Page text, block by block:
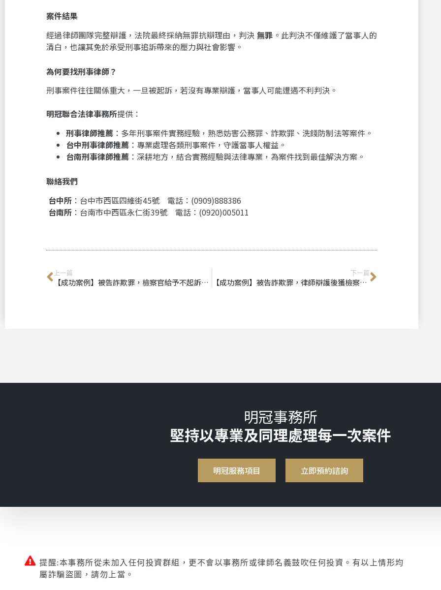
案件結果
經過律師團隊完整辯護，法院最終採納無罪抗辯理由，判決 無罪 。此判決不僅維護了當事人的
清白，也讓其免於承受刑事追訴帶來的壓力與社會影響。
為何要找刑事律師？
刑事案件往往關係重大，一旦被起訴，若沒有專業辯護，當事人可能遭遇不利判決。
明冠聯合法律事務所提供：
刑事律師推薦 ：多年刑事案件實務經驗，熟悉妨害公務罪、詐欺罪、洗錢防制法等案件。
台中刑事律師推薦 ：專業處理各類刑事案件，守護當事人權益。
台南刑事律師推薦 ：深耕地方，結合實務經驗與法律專業，為案件找到最佳解決方案。
聯絡我們
台中所 ：台中市西區四維街45號 電話：(0909)888386
台南所 ：台南市中西區永仁街39號 電話：(0920)005011
上一篇
【成功案例】被告詐欺罪，檢察官給予不起訴處分｜台中刑事律師推薦、台南刑事律師推薦被告詐欺，檢察官給予不起訴處分
下一篇
【成功案例】被告詐欺罪，律師辯護後獲檢察官不起訴處分｜台中刑事律師推薦、台南刑事律師推薦
明冠事務所
堅持以專業及同理處理每一次案件
明冠服務項目 立即預約諮詢
提醒:本事務所從未加入任何投資群組，更不會以事務所或律師名義鼓吹任何投資。有以上情形均
屬詐騙盜圖，請勿上當。